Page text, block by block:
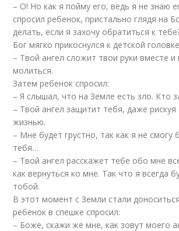
– О! Но как я пойму его, ведь я не знаю
спросил ребенок, пристально глядя на
делать, если я захочу обратиться к
Бог мягко прикоснулся к детской
– Твой ангел сложит твои руки вместе и
молиться.
Затем ребенок спросил:
– Я слышал, что на Земле есть зло. Кто
– Твой ангел защитит тебя, даже рискуя
жизнью.
– Мне будет грустно, так как я не смогу
тебя…
– Твой ангел расскажет тебе обо мне
как вернуться ко мне. Так что я всегда
тобой.
В этот момент с Земли стали
ребенок в спешке спросил:
– Боже, скажи же мне, как зовут моего